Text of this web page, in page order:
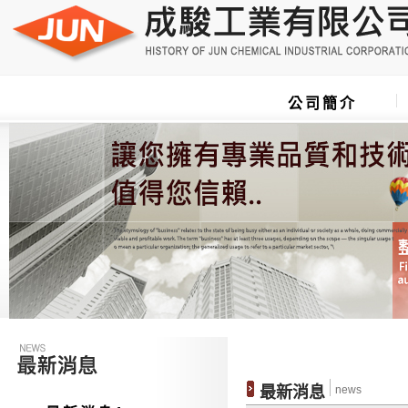
公司簡介
最新消息 news